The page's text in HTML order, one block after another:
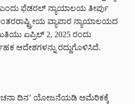
ಎಂದು ಫೆಡರಲ್ ನ್ಯಾಯಾಲಯ ತೀರ್ಪು
ವ್ಯಾಪಾರ ನ್ಯಾಯಾಲಯದ
ಏಪ್ರಿಲ್ 2, 2025 ರಂದು
ಆದೇಶಗಳನ್ನು ರದ್ದುಗೊಳಿಸಿದೆ.
ದಿನ’ ಯೋಜನೆಯಡಿ ಅಮೆರಿಕಕ್ಕೆ